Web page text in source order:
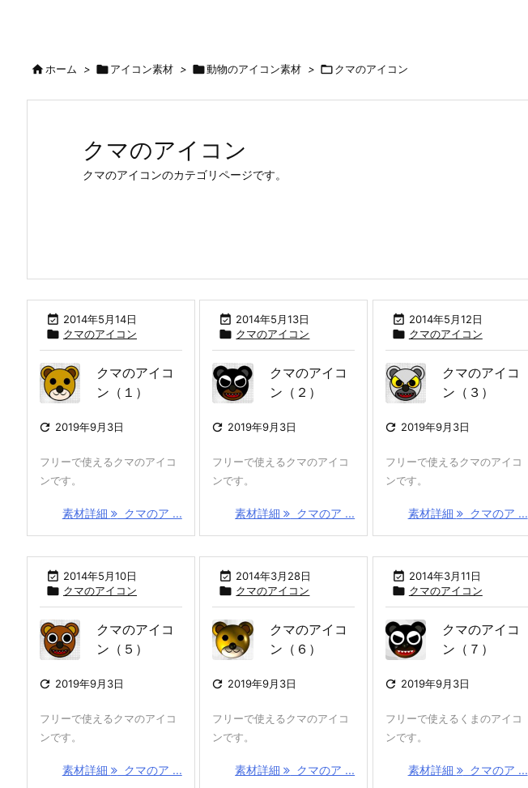
ホーム > アイコン素材 > 動物のアイコン素材 > クマのアイコン
クマのアイコン
クマのアイコンのカテゴリページです。
 2014年5月14日
 クマのアイコン
クマのアイコ
ン（１）
 2019年9月3日
フリーで使えるクマのアイコ
ンです。
素材詳細 クマのア ...
 2014年5月13日
 クマのアイコン
クマのアイコ
ン（２）
 2019年9月3日
フリーで使えるクマのアイコ
ンです。
素材詳細 クマのア ...
 2014年5月12日
 クマのアイコン
クマのアイコ
ン（３）
 2019年9月3日
フリーで使えるクマのアイコ
ンです。
素材詳細 クマのア ...
 2014年5月10日
 クマのアイコン
クマのアイコ
ン（５）
 2019年9月3日
フリーで使えるクマのアイコ
ンです。
素材詳細 クマのア ...
 2014年3月28日
 クマのアイコン
クマのアイコ
ン（６）
 2019年9月3日
フリーで使えるクマのアイコ
ンです。
素材詳細 クマのア ...
 2014年3月11日
 クマのアイコン
クマのアイコ
ン（７）
 2019年9月3日
フリーで使えるくまのアイコ
ンです。
素材詳細 クマのア ...